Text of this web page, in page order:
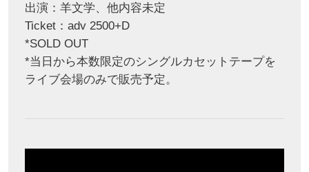
出演：羊文学、他内容未定
Ticket：adv 2500+D
*SOLD OUT
*当日から本数限定のシングルカセットテープを
ライブ会場のみで販売予定。